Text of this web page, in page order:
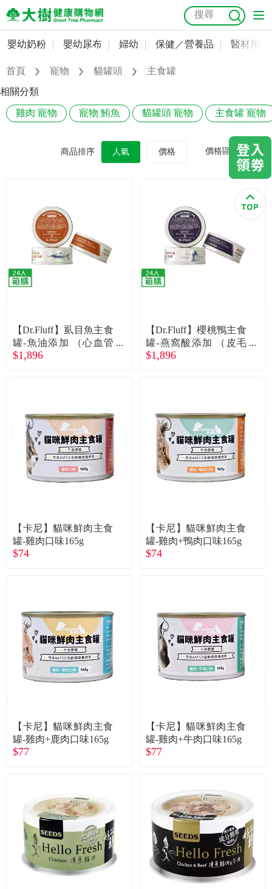
嬰幼奶粉
婦幼
保健／營養品
成人照護
美容／個人清潔
食品／健康食補
名人嚴選
關於我們
合作提案
購物流程
常見問題
抗菌
奶瓶奶嘴
會員資料及密碼修改
訂單查詢
購物金查詢
優惠券領取
優惠券查詢
嬰幼奶粉 嬰幼尿布 婦幼 保健／營養品 醫材用品
首頁 寵物 貓罐頭
主食罐
相關分類
雞肉 寵物 寵物 鮪魚 貓罐頭 寵物 主食罐 寵物
商品排序 人氣 價格 價格區間
【Dr.Fluff】虱目魚主食
罐-魚油添加 （心血管
保健） （80g*24/箱）
$1,896
【Dr.Fluff】櫻桃鴨主食
罐-燕窩酸添加 （皮毛
保健） （80g*24/箱）
$1,896
【卡尼】貓咪鮮肉主食
罐-雞肉口味165g
$74
【卡尼】貓咪鮮肉主食
罐-雞肉+鴨肉口味165g
$74
【卡尼】貓咪鮮肉主食
罐-雞肉+鹿肉口味165g
$77
【卡尼】貓咪鮮肉主食
罐-雞肉+牛肉口味165g
$77